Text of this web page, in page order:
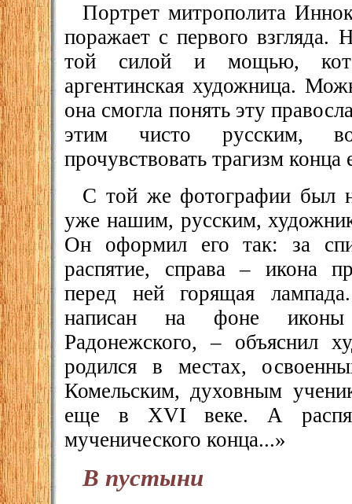
Портрет митрополита
поражает с первого взгляда.
той силой и мощью,
аргентинская художница.
она смогла понять эту
этим чисто русским,
прочувствовать трагизм конца
С той же фотографии был
уже нашим, русским,
Он оформил его так: за
распятие, справа – икона
перед ней горящая
написан на фоне иконы
Радонежского, – объяснил
родился в местах,
Комельским, духовным
еще в XVI веке. А
мученического конца...»
В пустыни